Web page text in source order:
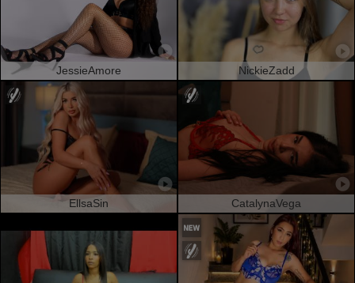
JessieAmore NickieZadd
EllsaSin CatalynaVega